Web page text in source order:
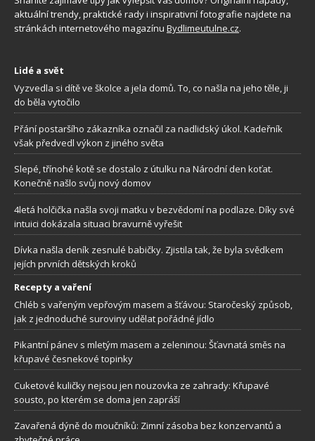
aktuální trendy, praktické rady i inspirativní fotografie najdete na
stránkách internetového magazínu Bydlimeutulne.cz.
Lidé a svět
Vyzvedla si dítě ve školce a jela domů. To, co našla na jeho těle, ji
do běla vytočilo
Přání postaršího zákazníka označil za nadlidský úkol. Kadeřník
však předvedl výkon z jiného světa
Slepé, třínohé kotě se dostalo z útulku na Národní den koťat.
Konečně našlo svůj nový domov
4letá holčička našla svoji matku v bezvědomí na podlaze. Díky své
intuici dokázala situaci bravurně vyřešit
Dívka našla deník zesnulé babičky. Zjistila tak, že byla svědkem
jejích prvních dětských kroků
Recepty a vaření
Chléb s vařeným vepřovým masem a šťávou: Staročeský způsob,
jak z jednoduché suroviny udělat pořádné jídlo
Pikantní pánev s mletým masem a zeleninou: Šťavnatá směs na
křupavé česnekové topinky
Cuketové kuličky nejsou jen nouzovka ze zahrady: Křupavé
sousto, po kterém se doma jen zapráší
Zavařená dýně do moučníků: Zimní zásoba bez konzervantů a